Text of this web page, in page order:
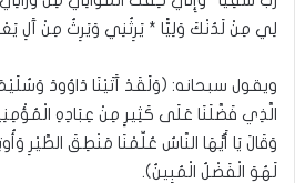
لِي مِنْ لَدُنْكَ وَلِيًّا * يَرِثُنِي وَيَرِثُ مِنْ آَلِ
ويقول سبحانه: (وَلَقَدْ آَتَيْنَا دَاوُودَ
الَّذِي فَضَّلَنَا عَلَى كَثِيرٍ مِنْ عِبَادِهِ
وَقَالَ يَا أَيُّهَا النَّاسُ عُلِّمْنَا مَنْطِقَ الطَّيْرِ
لَهُوَ الْفَضْلُ الْمُبِينُ).